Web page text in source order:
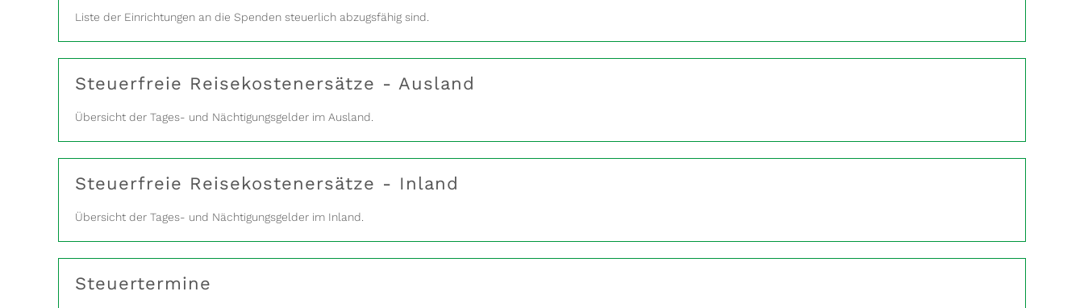
Liste der Einrichtungen an die Spenden steuerlich abzugsfähig sind.
Steuerfreie Reisekostenersätze - Ausland
Übersicht der Tages- und Nächtigungsgelder im Ausland.
Steuerfreie Reisekostenersätze - Inland
Übersicht der Tages- und Nächtigungsgelder im Inland.
Steuertermine